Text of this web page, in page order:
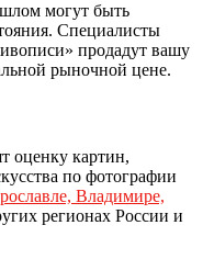
могут быть
Специалисты
продадут вашу
рыночной цене.
оценку картин,
по фотографии
Владимире,
регионах России и